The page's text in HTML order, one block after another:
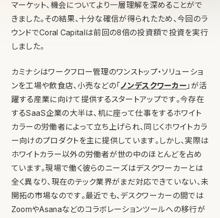
マーケット、機会についてより一層理解を深めることがで
きました。その結果、十分な確信が得られたため、今回のラ
ウンドでCoral Capitalは前回の8倍の投資額で投資を実行
しました。
カミナシはワークフロー管理のワンストップ・ソリューショ
ンを工場や飲食店、小売などの「 ノンデスクワーカー 」が活
躍する産業に向けて提供するスタートアップです。今存在
するSaaS企業の大半は、机に座って仕事をするホワイト
カラーの労働者によって立ち上げられ、同じくホワイトカラ
ー向けのプロダクトを主に提供しています。しかし、実際は
ホワイトカラー以外の労働者が世の中のほとんどを占め
ています。現場で働く彼らのニーズはデスクワーカーとは
全く異なり、現在のテック業界がまだ対応できていない、未
開拓の市場なのです。最近でも、デスクワーカーの間では
ZoomやAsanaなどのコラボレーションツールへの移行が